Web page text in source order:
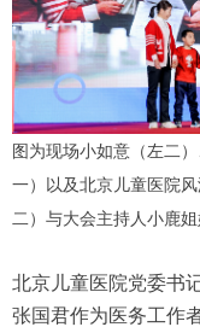
图为现场小如意（左二
一）以及北京儿童医院
二）与大会主持人小鹿
北京儿童医院党委书
张国君作为医务工作